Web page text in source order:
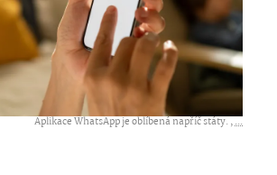
Aplikace WhatsApp je oblíbená napříč státy. ,...